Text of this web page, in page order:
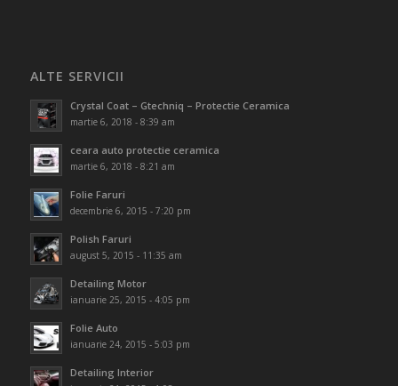
ALTE SERVICII
Crystal Coat – Gtechniq – Protectie Ceramica
martie 6, 2018 - 8:39 am
ceara auto protectie ceramica
martie 6, 2018 - 8:21 am
Folie Faruri
decembrie 6, 2015 - 7:20 pm
Polish Faruri
august 5, 2015 - 11:35 am
Detailing Motor
ianuarie 25, 2015 - 4:05 pm
Folie Auto
ianuarie 24, 2015 - 5:03 pm
Detailing Interior